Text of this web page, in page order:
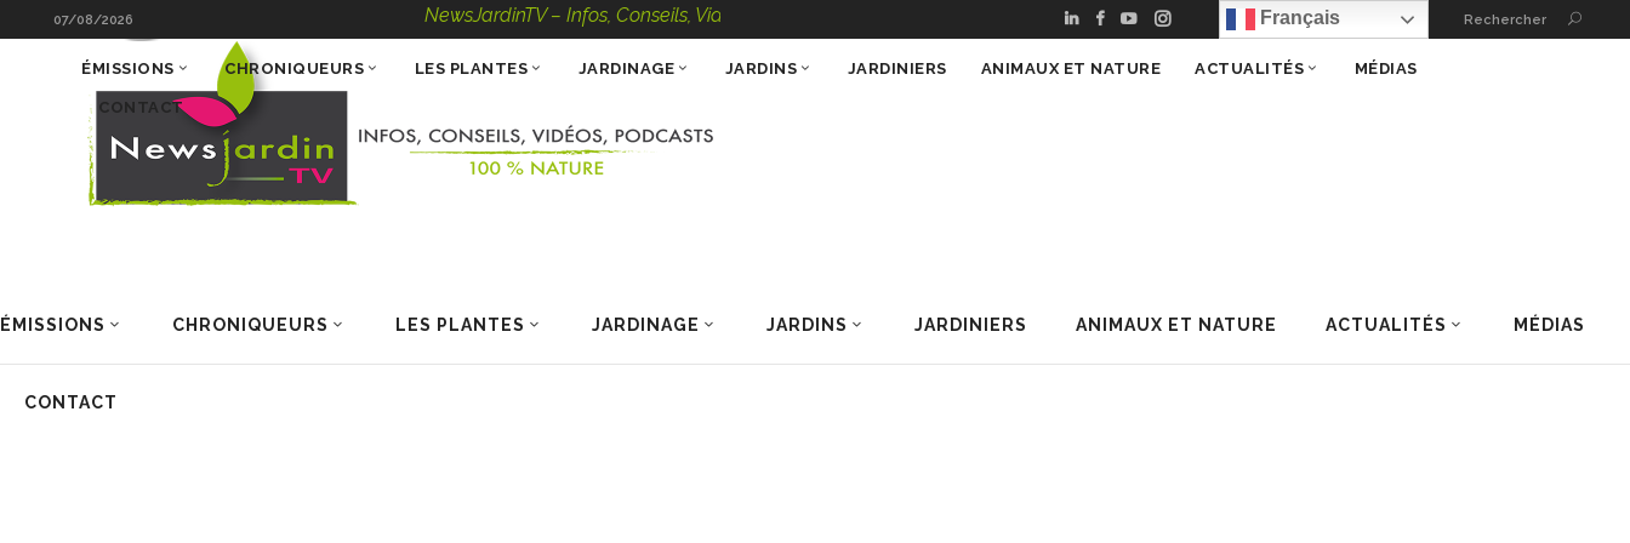
07/08/2026 NewsJardinTV – Infos, Conseils, Vidéos, Podcasts – 100 % Nature Français Rechercher
ÉMISSIONS CHRONIQUEURS LES PLANTES JARDINAGE JARDINS JARDINIERS ANIMAUX ET NATURE ACTUALITÉS MÉDIAS
CONTACT
ÉMISSIONS CHRONIQUEURS LES PLANTES JARDINAGE JARDINS JARDINIERS ANIMAUX ET NATURE ACTUALITÉS MÉDIAS
CONTACT